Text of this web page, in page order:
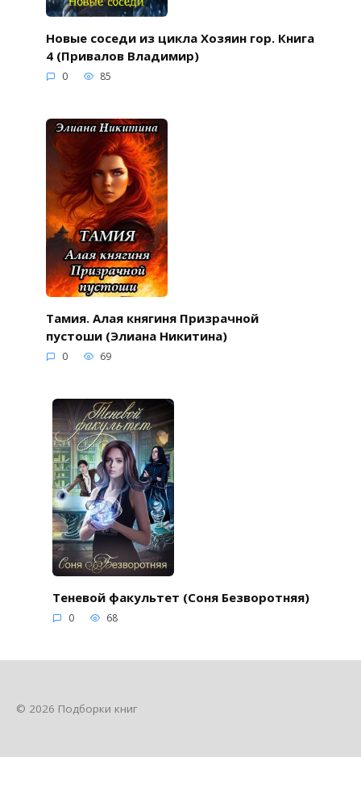
Новые соседи из цикла Хозяин гор. Книга
4 (Привалов Владимир)
0 85
Тамия. Алая княгиня Призрачной
пустоши (Элиана Никитина)
0 69
Теневой факультет (Соня Безворотняя)
0 68
© 2026 Подборки книг